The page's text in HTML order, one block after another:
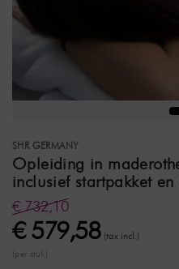
SHR GERMANY
Opleiding in
inclusief startpakket
€ 732,10
€ 579,58 (tax incl.)
(per stuk)